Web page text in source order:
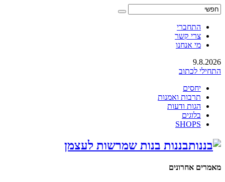
התחברי
צרי קשר
מי אנחנו
9.8.2026
התחילי לכתוב
יחסים
תרבות ואמנות
הגות ודעות
בלוגים
SHOPS
בננות בנות שמרשות לעצמן
מאמרים אחרונים